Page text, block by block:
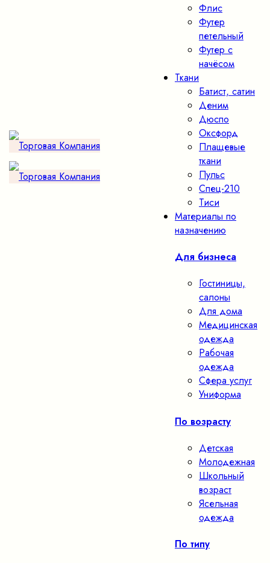
Флис
Футер
петельный
Футер с
начёсом
Ткани
Батист, сатин
Деним
Дюспо
Оксфорд
Плащевые
ткани
Пульс
Спец-210
Тиси
Материалы по
назначению
Для бизнеса
Гостиницы,
салоны
Для дома
Медицинская
одежда
Рабочая
одежда
Сфера услуг
Униформа
По возрасту
Детская
Молодежная
Школьный
возраст
Ясельная
одежда
По типу